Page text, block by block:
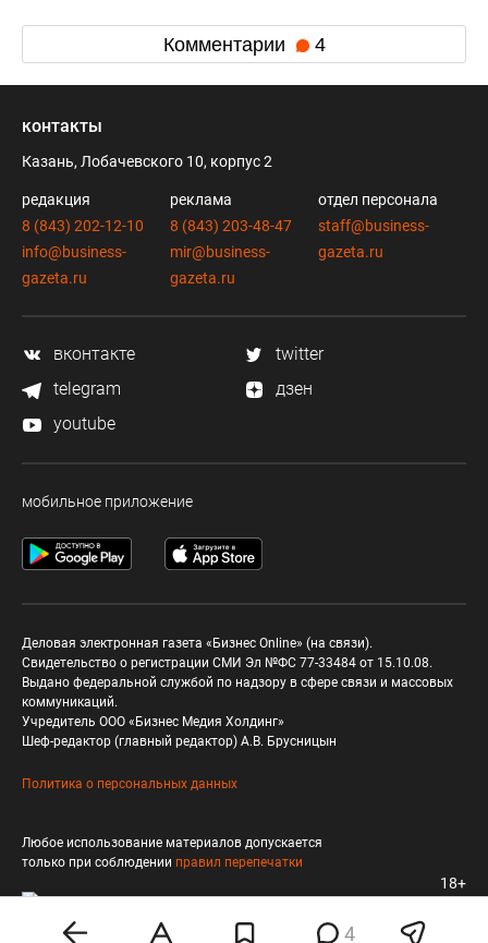
Комментарии 4
4
контакты
Казань, Лобачевского 10, корпус 2
редакция
8 (843) 202-12-10
info@business-
gazeta.ru
реклама
8 (843) 203-48-47
mir@business-
gazeta.ru
отдел персонала
staff@business-
gazeta.ru
вконтакте
twitter
telegram
дзен
youtube
мобильное приложение
Деловая электронная газета «Бизнес Online» (на связи).
Свидетельство о регистрации СМИ Эл №ФС 77-33484 от 15.10.08.
Выдано федеральной службой по надзору в сфере связи и массовых
коммуникаций.
Учредитель ООО «Бизнес Медия Холдинг»
Шеф-редактор (главный редактор) А.В. Брусницын
Политика о персональных данных
Любое использование материалов допускается
только при соблюдении правил перепечатки
18+